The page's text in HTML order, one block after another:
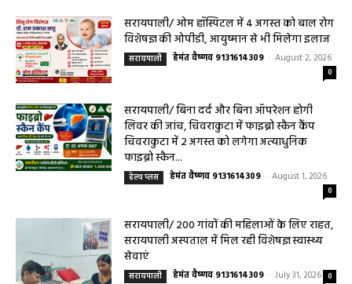
सरायपाली/ ओम हॉस्पिटल में 4 अगस्त को बाल रोग
विशेषज्ञ की ओपीडी, आयुष्मान से भी मिलेगा इलाज
सरायपाली हेमंत वैष्णव 9131614309 August 2, 2026
0
सरायपाली/ बिना दर्द और बिना ऑपरेशन होगी
लिवर की जांच, चिवराकुटा में फाइब्रो स्कैन कैंप
चिवराकुटा में 2 अगस्त को लगेगा अत्याधुनिक
फाइब्रो स्कैन...
हेल्थ प्लस हेमंत वैष्णव 9131614309 August 1, 2026
0
सरायपाली/ 200 गांवों की महिलाओं के लिए राहत,
सरायपाली अस्पताल में मिल रही विशेषज्ञ स्वास्थ्य
सेवाएं
सरायपाली हेमंत वैष्णव 9131614309 July 31, 2026 0